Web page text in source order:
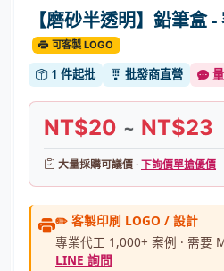
【磨砂半透明】鉛筆盒
可客製 LOGO
1 件起批 批發商直營
NT$20 ~ NT$23
大量採購可議價 ·下詢價單搶優價
✏️ 客製印刷 LOGO / 設計
專業代工 1,000+ 案例 · 需要
LINE 詢問